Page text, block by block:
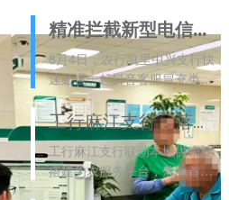
精准拦截新型电信诈骗 全力守护群众“钱袋子”
8月4日，农行凯里中兴支行快
速处置一起抖音客服冒充类远
程操控电信诈骗，通过断网、
冻结账户等举措紧急止损，为
老年客户保全12万余元养老
钱，并联动警方取证、开展反
诈...[2026-08-07]
工行麻江支行：落地首笔“银社”联动贷款 跑出助农纾困“加速度”
工行麻江支行联动本地供销社
搭建为农服务平台，落地首笔
银社联动助农贷款，为受灾蓝